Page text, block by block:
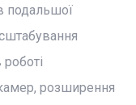
подальшої
розширення